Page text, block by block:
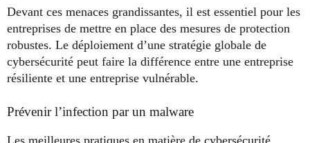
Devant ces menaces grandissantes, il est essentiel pour les
entreprises de mettre en place des mesures de protection
robustes. Le déploiement d’une stratégie globale de
cybersécurité peut faire la différence entre une entreprise
résiliente et une entreprise vulnérable.
Prévenir l’infection par un malware